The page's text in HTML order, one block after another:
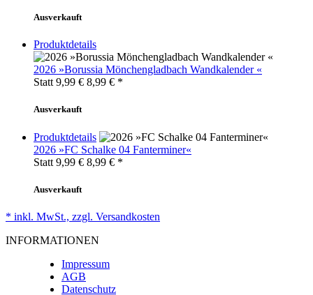
Ausverkauft
Produktdetails
2026 »Borussia Mönchengladbach Wandkalender «
Statt 9,99 € 8,99 € *
Ausverkauft
Produktdetails
2026 »FC Schalke 04 Fanterminer«
Statt 9,99 € 8,99 € *
Ausverkauft
* inkl. MwSt., zzgl. Versandkosten
INFORMATIONEN
Impressum
AGB
Datenschutz